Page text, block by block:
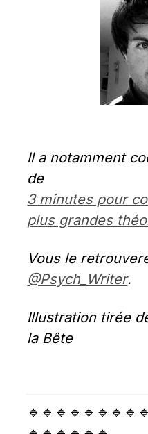
Il a notamment
de
3 minutes pour
plus grandes
Vous le
@Psych_Writer.
Illustration tirée
la Bête